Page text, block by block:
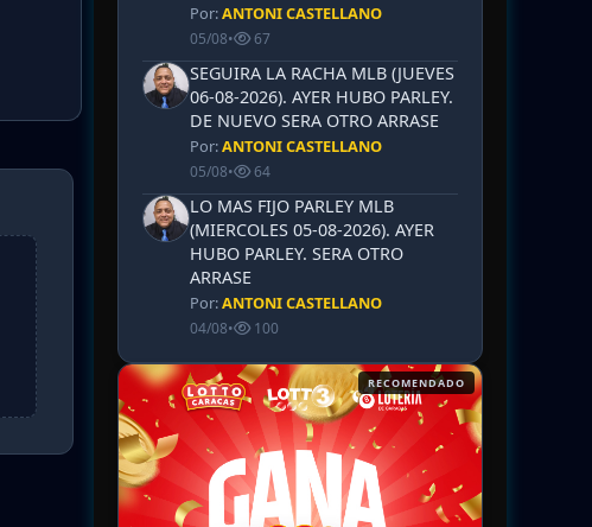
Por:ANTONI CASTELLANO
05/08• 67
SEGUIRA LA RACHA MLB (JUEVES
06-08-2026). AYER HUBO PARLEY.
DE NUEVO SERA OTRO ARRASE
Por:ANTONI CASTELLANO
05/08• 64
LO MAS FIJO PARLEY MLB
(MIERCOLES 05-08-2026). AYER
HUBO PARLEY. SERA OTRO
ARRASE
Por:ANTONI CASTELLANO
04/08• 100
RECOMENDADO